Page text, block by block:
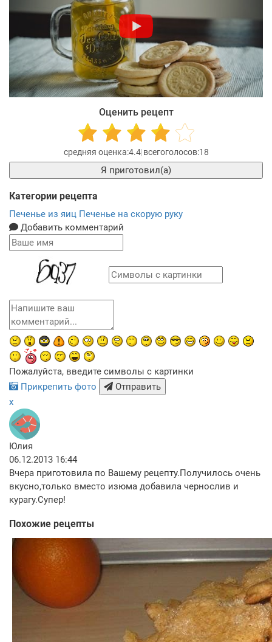
Оценить рецепт
4.4 18
Я приготовил(а)
Категории рецепта
Печенье из яиц Печенье на скорую руку
Добавить комментарий
Пожалуйста, введите символы с картинки
Прикрепить фото
Отправить
x
Юлия
06.12.2013 16:44
Вчера приготовила по Вашему рецепту.Получилось очень
вкусно,только вместо изюма добавила чернослив и
курагу.Супер!
Похожие рецепты